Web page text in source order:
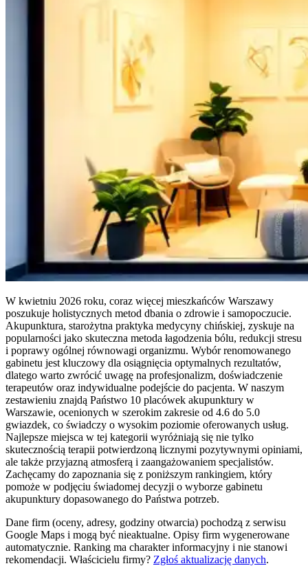
W kwietniu 2026 roku, coraz więcej mieszkańców Warszawy
poszukuje holistycznych metod dbania o zdrowie i samopoczucie.
Akupunktura, starożytna praktyka medycyny chińskiej, zyskuje na
popularności jako skuteczna metoda łagodzenia bólu, redukcji stresu
i poprawy ogólnej równowagi organizmu. Wybór renomowanego
gabinetu jest kluczowy dla osiągnięcia optymalnych rezultatów,
dlatego warto zwrócić uwagę na profesjonalizm, doświadczenie
terapeutów oraz indywidualne podejście do pacjenta. W naszym
zestawieniu znajdą Państwo 10 placówek akupunktury w
Warszawie, ocenionych w szerokim zakresie od 4.6 do 5.0
gwiazdek, co świadczy o wysokim poziomie oferowanych usług.
Najlepsze miejsca w tej kategorii wyróżniają się nie tylko
skutecznością terapii potwierdzoną licznymi pozytywnymi opiniami,
ale także przyjazną atmosferą i zaangażowaniem specjalistów.
Zachęcamy do zapoznania się z poniższym rankingiem, który
pomoże w podjęciu świadomej decyzji o wyborze gabinetu
akupunktury dopasowanego do Państwa potrzeb.
Dane firm (oceny, adresy, godziny otwarcia) pochodzą z serwisu
Google Maps i mogą być nieaktualne. Opisy firm wygenerowane
automatycznie. Ranking ma charakter informacyjny i nie stanowi
rekomendacji. Właścicielu firmy? Zgłoś aktualizację danych.